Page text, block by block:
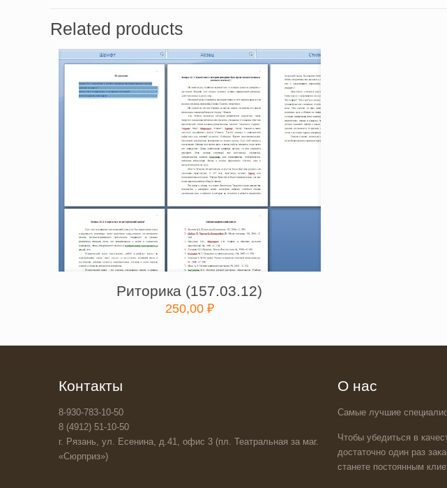
Related products
Риторика (157.03.12)
250,00 ₽
Контакты
8-930-783-10-50
8 (4912) 51-10-50
г. Рязань, ул. Есенина, д.41, офис 3 (пл. Театральная за маг.
«Сюрприз»)
О нас
Самые лучшие
Чтобы убедиться в
достаточно один раз
станете постоянным